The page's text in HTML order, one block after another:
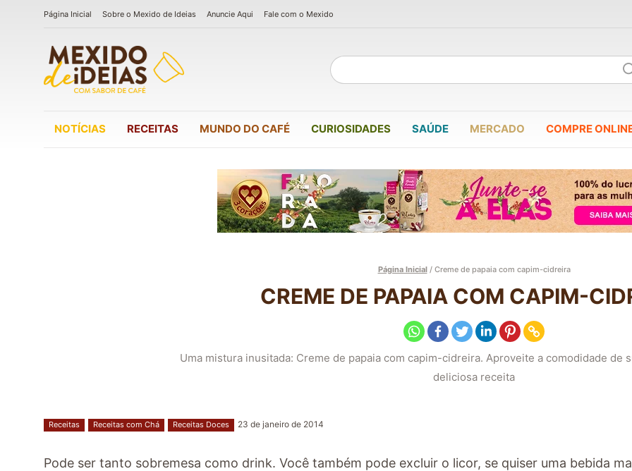
Página Inicial Sobre o Mexido de Ideias Anuncie Aqui Fale com o Mexido
NOTÍCIAS RECEITAS MUNDO DO CAFÉ CURIOSIDADES SAÚDE MERCADO COMPRE
Página Inicial/ Creme de papaia com capim-cidreira
CREME DE PAPAIA COM CAPIM-
Uma mistura inusitada: Creme de papaia com capim-cidreira. Aproveite a comodidade de
deliciosa receita
Receitas Receitas com Chá Receitas Doces 23 de janeiro de 2014
Pode ser tanto sobremesa como drink. Você também pode excluir o licor, se quiser uma bebida